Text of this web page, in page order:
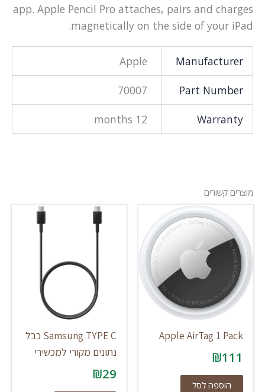
app. Apple Pencil Pro attaches, pairs and charges
magnetically on the side of your iPad.
Manufacturer
Apple
Part Number
70007
Warranty
12 months
מוצרים קשורים
Apple AirTag 1 Pack
₪111
הוספה לסל
Samsung TYPE C כבל
נתונים מקורי למכשירי
₪29